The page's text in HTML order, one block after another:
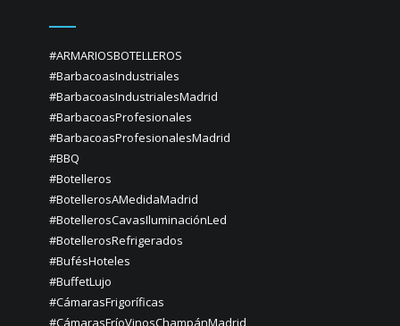
#ARMARIOSBOTELLEROS
#BarbacoasIndustriales
#BarbacoasIndustrialesMadrid
#BarbacoasProfesionales
#BarbacoasProfesionalesMadrid
#BBQ
#Botelleros
#BotellerosAMedidaMadrid
#BotellerosCavasIluminaciónLed
#BotellerosRefrigerados
#BufésHoteles
#BuffetLujo
#CámarasFrigoríficas
#CámarasFríoVinosChampánMadrid